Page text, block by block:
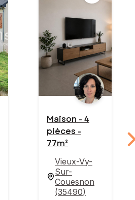
Maison - 4
pièces -
77m²
Vieux-Vy-
Sur-
Couesnon
(35490)